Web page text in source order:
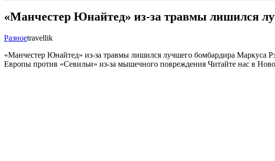
«Манчестер Юнайтед» из-за травмы лишился
Разноеtravellik
«Манчестер Юнайтед» из-за травмы лишился лучшего бомбардира Маркуса
Европы против «Севильи» из-за мышечного повреждения Читайте нас в